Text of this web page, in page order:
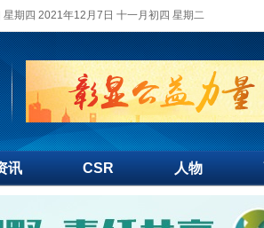
期四 2021年12月7日 十一月初四 星期二
讯 CSR 人物